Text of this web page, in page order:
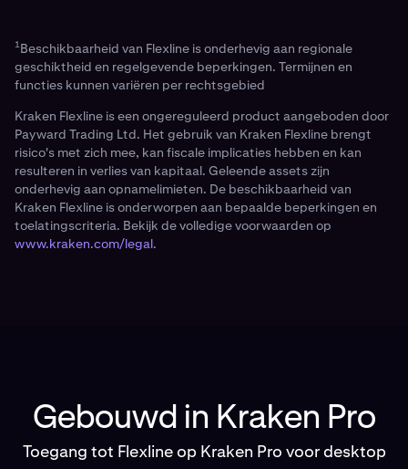
alleen gebruikt wordt om te traden.
1Beschikbaarheid van Flexline is onderhevig aan regionale
geschiktheid en regelgevende beperkingen. Termijnen en
functies kunnen variëren per rechtsgebied
Kraken Flexline is een ongereguleerd product aangeboden door
Payward Trading Ltd. Het gebruik van Kraken Flexline brengt
risico's met zich mee, kan fiscale implicaties hebben en kan
resulteren in verlies van kapitaal. Geleende assets zijn
onderhevig aan opnamelimieten. De beschikbaarheid van
Kraken Flexline is onderworpen aan bepaalde beperkingen en
toelatingscriteria. Bekijk de volledige voorwaarden op
www.kraken.com/legal.
Gebouwd in Kraken Pro
Toegang tot Flexline op Kraken Pro voor desktop